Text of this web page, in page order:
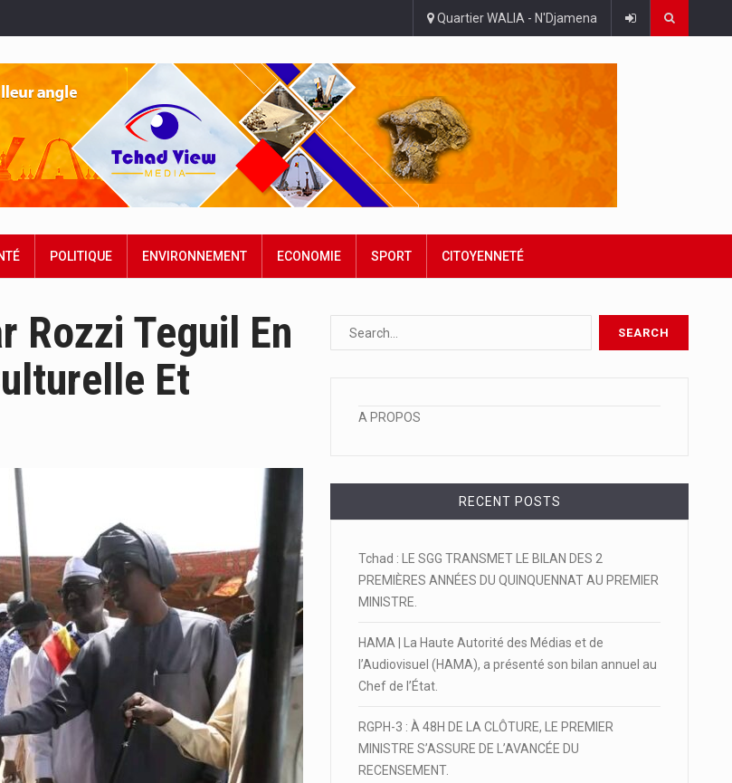
Quartier WALIA - N'Djamena
POLITIQUE ENVIRONNEMENT ECONOMIE SPORT CITOYENNETÉ
Rozzi Teguil En
Et
A PROPOS
RECENT POSTS
Tchad : LE SGG TRANSMET LE BILAN DES 2
PREMIÈRES ANNÉES DU QUINQUENNAT AU PREMIER
MINISTRE.
HAMA | La Haute Autorité des Médias et de
l’Audiovisuel (HAMA), a présenté son bilan annuel au
Chef de l’État.
RGPH-3 : À 48H DE LA CLÔTURE, LE PREMIER
MINISTRE S’ASSURE DE L’AVANCÉE DU
RECENSEMENT.